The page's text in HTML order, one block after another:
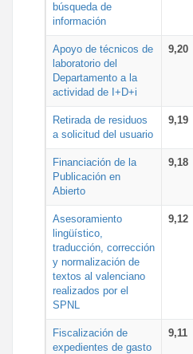
búsqueda de
información
Apoyo de técnicos de
laboratorio del
Departamento a la
actividad de I+D+i
9,20
Retirada de residuos
a solicitud del usuario
9,19
Financiación de la
Publicación en
Abierto
9,18
Asesoramiento
lingüístico,
traducción, corrección
y normalización de
textos al valenciano
realizados por el
SPNL
9,12
Fiscalización de
expedientes de gasto
9,11